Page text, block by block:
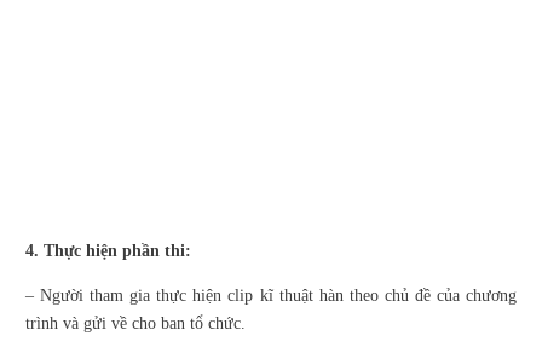
4. Thực hiện phần thi:
– Người tham gia thực hiện clip kĩ thuật hàn theo chủ đề của chương
trình và gửi về cho ban tổ chức.